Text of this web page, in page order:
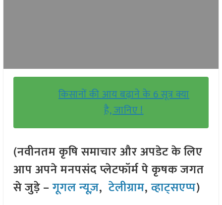
किसानों की आय बढ़ाने के 6 सूत्र क्या
है, जानिए !
(नवीनतम कृषि समाचार और अपडेट के लिए
आप अपने मनपसंद प्लेटफॉर्म पे कृषक जगत
से जुड़े –गूगल न्यूज़,टेलीग्राम,व्हाट्सएप्प)